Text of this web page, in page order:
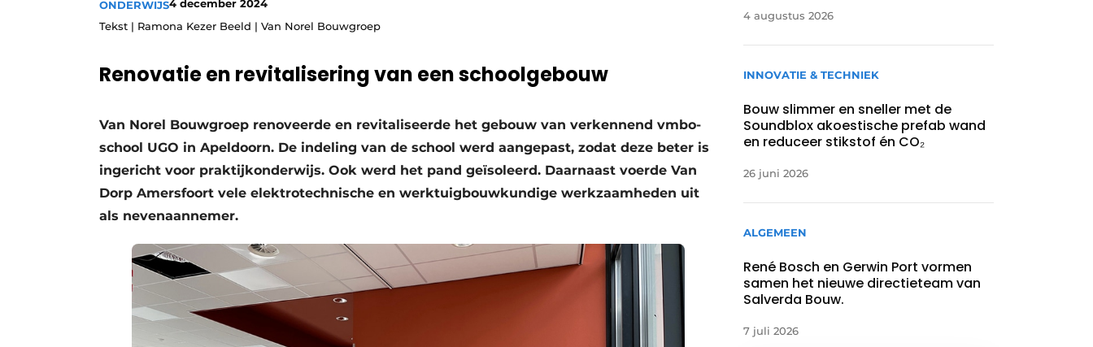
story metadata
Vacatures
Video’s
ONDERWIJS4 december 2024
Tekst | Ramona Kezer Beeld | Van Norel Bouwgroep
Renovatie en revitalisering van een schoolgebouw
Van Norel Bouwgroep renoveerde en revitaliseerde het gebouw van verkennend vmbo-
school UGO in Apeldoorn. De indeling van de school werd aangepast, zodat deze beter is
ingericht voor praktijkonderwijs. Ook werd het pand geïsoleerd. Daarnaast voerde Van
Dorp Amersfoort vele elektrotechnische en werktuigbouwkundige werkzaamheden uit
als nevenaannemer.
4 augustus 2026
INNOVATIE & TECHNIEK
Bouw slimmer en sneller met de
Soundblox akoestische prefab wand
en reduceer stikstof én CO₂
26 juni 2026
ALGEMEEN
René Bosch en Gerwin Port vormen
samen het nieuwe directieteam van
Salverda Bouw.
7 juli 2026